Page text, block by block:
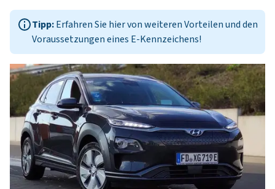
Tipp:Erfahren Sie hier von weiteren Vorteilen und den
Voraussetzungen eines E-Kennzeichens!